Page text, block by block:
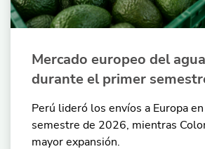
Mercado europeo del
durante el primer
Perú lideró los envíos a Europa
semestre de 2026, mientras
mayor expansión.